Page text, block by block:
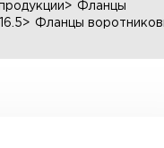
Фланцы
Фланцы